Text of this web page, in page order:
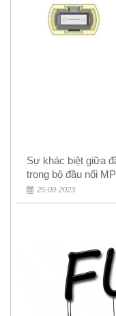
Sự khác biệt giữa
trong bộ đầu nối
25-09-2023